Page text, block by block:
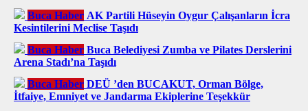
Buca Haber AK Partili Hüseyin Oygur Çalışanların İcra
Kesintilerini Meclise Taşıdı
Buca Haber Buca Belediyesi Zumba ve Pilates Derslerini
Arena Stadı’na Taşıdı
Buca Haber DEÜ ’den BUCAKUT, Orman Bölge,
İtfaiye, Emniyet ve Jandarma Ekiplerine Teşekkür